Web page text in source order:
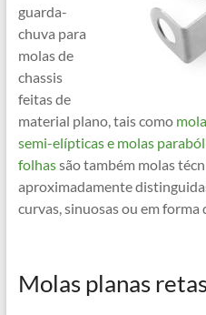
guarda-
chuva para
molas de
chassis
feitas de
material plano, tais como
semi-elípticas e molas
folhassão também molas
aproximadamente
curvas, sinuosas ou em forma
Molas planas